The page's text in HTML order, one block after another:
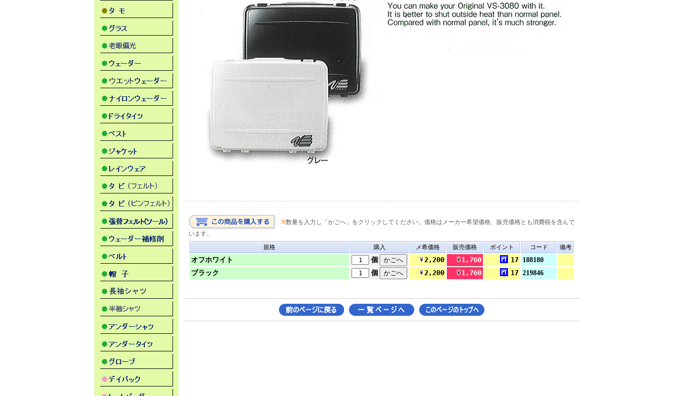
※数量を入力し「かごへ」をクリックしてください。価格はメーカー希望価格、販売価格とも消費税を含んで
います。
規格
購入 メ希価格 販売価格 ポイント コード 備考
オフホワイト 個 2,200 1,760 17 188180
ブラック
個 2,200 1,760 17 219846